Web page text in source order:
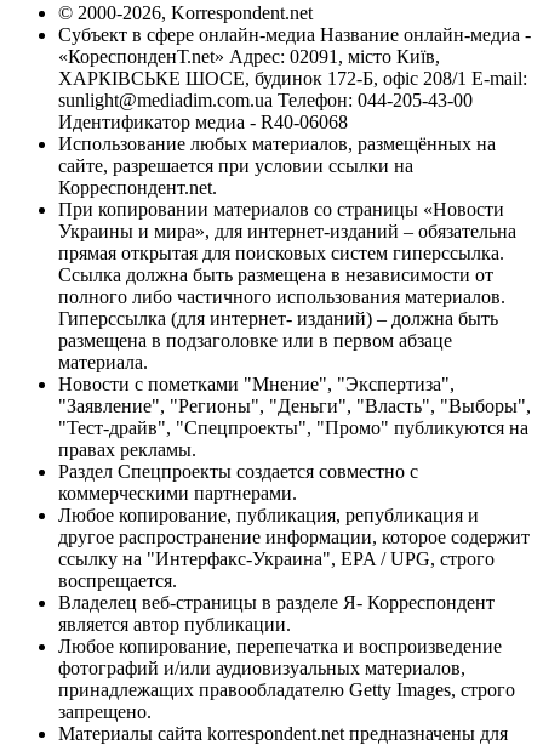
© 2000-2026, Korrespondent.net
Субъект в сфере онлайн-медиа Название онлайн-медиа -
«КореспонденТ.net» Адрес: 02091, місто Київ,
ХАРКІВСЬКЕ ШОСЕ, будинок 172-Б, офіс 208/1 E-mail:
sunlight@mediadim.com.ua Телефон: 044-205-43-00
Идентификатор медиа - R40-06068
Использование любых материалов, размещённых на
сайте, разрешается при условии ссылки на
Корреспондент.net.
При копировании материалов со страницы «Новости
Украины и мира», для интернет-изданий – обязательна
прямая открытая для поисковых систем гиперссылка.
Ссылка должна быть размещена в независимости от
полного либо частичного использования материалов.
Гиперссылка (для интернет- изданий) – должна быть
размещена в подзаголовке или в первом абзаце
материала.
Новости с пометками "Мнение", "Экспертиза",
"Заявление", "Регионы", "Деньги", "Власть", "Выборы",
"Тест-драйв", "Спецпроекты", "Промо" публикуются на
правах рекламы.
Раздел Спецпроекты создается совместно с
коммерческими партнерами.
Любое копирование, публикация, републикация и
другое распространение информации, которое содержит
ссылку на "Интерфакс-Украина", EPA / UPG, строго
воспрещается.
Владелец веб-страницы в разделе Я- Корреспондент
является автор публикации.
Любое копирование, перепечатка и воспроизведение
фотографий и/или аудиовизуальных материалов,
принадлежащих правообладателю Getty Images, строго
запрещено.
Материалы сайта korrespondent.net предназначены для